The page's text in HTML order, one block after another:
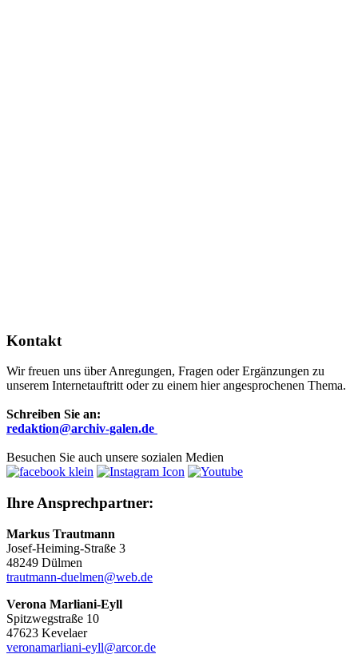
Kontakt
Wir freuen uns über Anregungen, Fragen oder Ergänzungen zu
unserem Internetauftritt oder zu einem hier angesprochenen Thema.
Schreiben Sie an:
redaktion@archiv-galen.de
Besuchen Sie auch unsere sozialen Medien
Ihre Ansprechpartner:
Markus Trautmann
Josef-Heiming-Straße 3
48249 Dülmen
trautmann-duelmen@web.de
Verona Marliani-Eyll
Spitzwegstraße 10
47623 Kevelaer
veronamarliani-eyll@arcor.de